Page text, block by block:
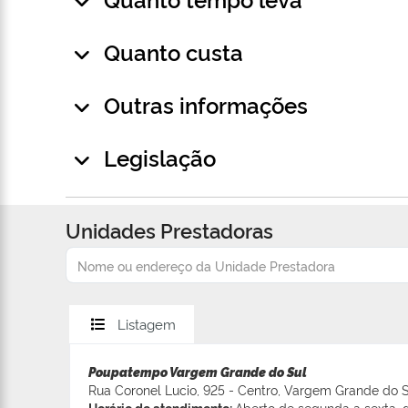
Quanto custa
Outras informações
Legislação
Unidades Prestadoras
Listagem
Poupatempo Vargem Grande do Sul
Rua Coronel Lucio, 925 - Centro, Vargem Grande do